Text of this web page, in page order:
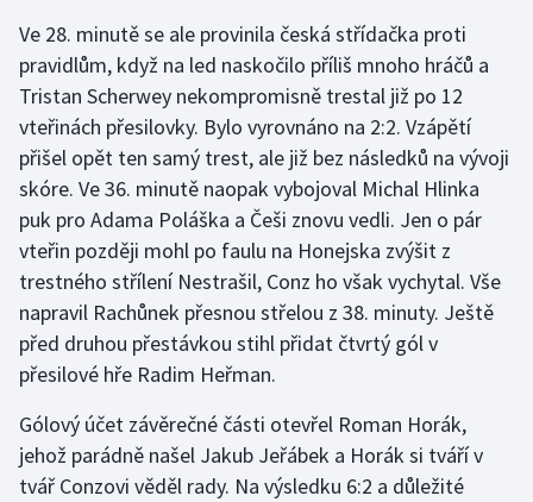
Motorsport
Olympijské hry
Parasport
Plavání
Plážový volejbal
Ragby
Rychlobruslení
Rychlostní kanoistika
Short track
Ve 28. minutě se ale provinila česká střídačka proti
pravidlům, když na led naskočilo příliš mnoho hráčů a
Tristan Scherwey nekompromisně trestal již po 12
vteřinách přesilovky. Bylo vyrovnáno na 2:2. Vzápětí
přišel opět ten samý trest, ale již bez následků na vývoji
skóre. Ve 36. minutě naopak vybojoval Michal Hlinka
puk pro Adama Poláška a Češi znovu vedli. Jen o pár
vteřin později mohl po faulu na Honejska zvýšit z
trestného střílení Nestrašil, Conz ho však vychytal. Vše
napravil Rachůnek přesnou střelou z 38. minuty. Ještě
před druhou přestávkou stihl přidat čtvrtý gól v
přesilové hře Radim Heřman.
Gólový účet závěrečné části otevřel Roman Horák,
jehož parádně našel Jakub Jeřábek a Horák si tváří v
tvář Conzovi věděl rady. Na výsledku 6:2 a důležité